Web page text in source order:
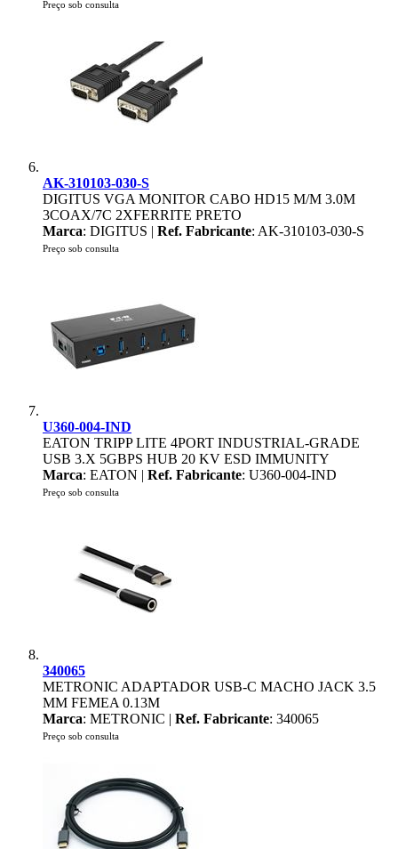
Preço sob consulta
AK-310103-030-S
DIGITUS VGA MONITOR CABO HD15 M/M 3.0M
3COAX/7C 2XFERRITE PRETO
Marca: DIGITUS | Ref. Fabricante: AK-310103-030-S
Preço sob consulta
U360-004-IND
EATON TRIPP LITE 4PORT INDUSTRIAL-GRADE
USB 3.X 5GBPS HUB 20 KV ESD IMMUNITY
Marca: EATON | Ref. Fabricante: U360-004-IND
Preço sob consulta
340065
METRONIC ADAPTADOR USB-C MACHO JACK 3.5
MM FEMEA 0.13M
Marca: METRONIC | Ref. Fabricante: 340065
Preço sob consulta